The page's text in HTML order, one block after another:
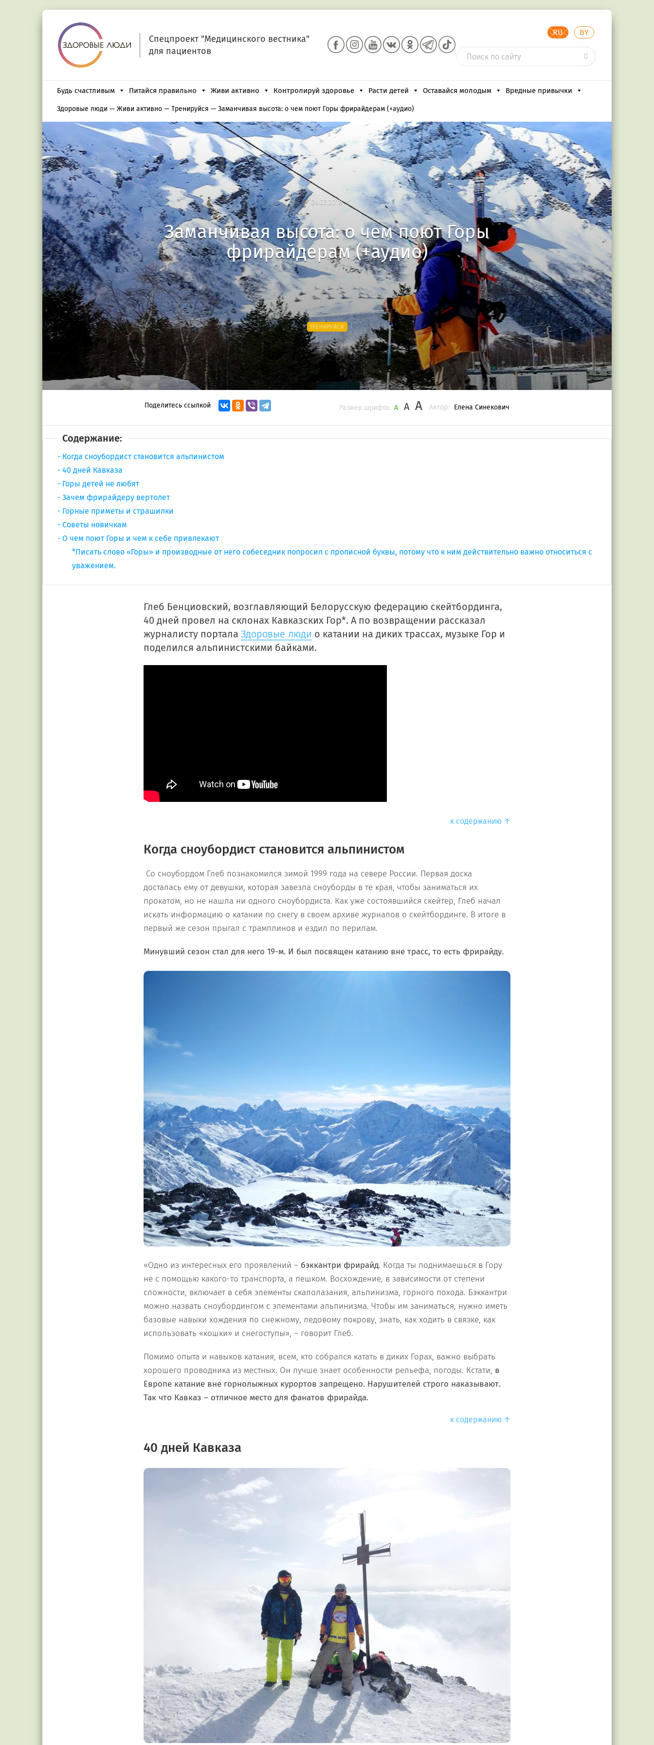
Спецпроект "Медицинского вестника"
для пациентов
RU BY
Будь счастливым Питайся правильно Живи активно Контролируй здоровье Расти детей Оставайся молодым Вредные привычки
Здоровые люди — Живи активно — Тренируйся — Заманчивая высота: о чем поют Горы фрирайдерам (+аудио)
24.03.2018
Заманчивая высота: о чем поют Горы
фрирайдерам (+аудио)
ТРЕНИРУЙСЯ
Поделитесь ссылкой Автор: Елена Синекович
Размер шрифта: A A A
Содержание:
Когда сноубордист становится альпинистом
40 дней Кавказа
Горы детей не любят
Зачем фрирайдеру вертолет
Горные приметы и страшилки
Советы новичкам
О чем поют Горы и чем к себе привлекают
*Писать слово «Горы» и производные от него собеседник попросил с прописной буквы, потому что к ним действительно важно относиться с
уважением.
Глеб Бенциовский, возглавляющий Белорусскую федерацию скейтбординга,
40 дней провел на склонах Кавказских Гор*. А по возвращении рассказал
журналисту портала Здоровые люди о катании на диких трассах, музыке Гор и
поделился альпинистскими байками.
к содержанию ↑
Когда сноубордист становится альпинистом
Со сноубордом Глеб познакомился зимой 1999 года на севере России. Первая доска
досталась ему от девушки, которая завезла сноуборды в те края, чтобы заниматься их
прокатом, но не нашла ни одного сноубордиста. Как уже состоявшийся скейтер, Глеб начал
искать информацию о катании по снегу в своем архиве журналов о скейтбординге. В итоге в
первый же сезон прыгал с трамплинов и ездил по перилам.
Минувший сезон стал для него 19-м. И был посвящен катанию вне трасс, то есть фрирайду.
«Одно из интересных его проявлений – бэккантри фрирайд. Когда ты поднимаешься в Гору
не с помощью какого-то транспорта, а пешком. Восхождение, в зависимости от степени
сложности, включает в себя элементы скалолазания, альпинизма, горного похода. Бэккантри
можно назвать сноубордингом с элементами альпинизма. Чтобы им заниматься, нужно иметь
базовые навыки хождения по снежному, ледовому покрову, знать, как ходить в связке, как
использовать «кошки» и снегоступы», – говорит Глеб.
Помимо опыта и навыков катания, всем, кто собрался катать в диких Горах, важно выбрать
хорошего проводника из местных. Он лучше знает особенности рельефа, погоды. Кстати, в
Европе катание вне горнолыжных курортов запрещено. Нарушителей строго наказывают.
Так что Кавказ – отличное место для фанатов фрирайда.
к содержанию ↑
40 дней Кавказа